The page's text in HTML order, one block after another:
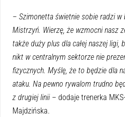
– Szimonetta świetnie sobie radzi w
Mistrzyń. Wierzę, że wzmocni nasz
także duży plus dla całej naszej ligi,
nikt w centralnym sektorze nie
fizycznych. Myślę, że to będzie dla
ataku. Na pewno rywalom trudno
z drugiej linii – dodaje trenerka
Majdzińska.